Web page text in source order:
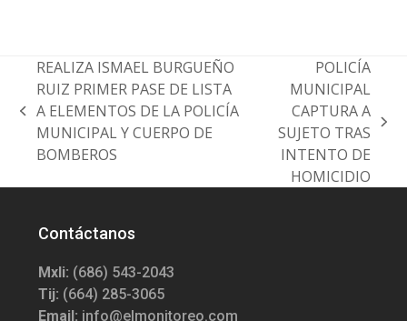
previous
post:
REALIZA ISMAEL BURGUEÑO
RUIZ PRIMER PASE DE LISTA
A ELEMENTOS DE LA POLICÍA
MUNICIPAL Y CUERPO DE
BOMBEROS
next
post:
POLICÍA
MUNICIPAL
CAPTURA A
SUJETO TRAS
INTENTO DE
HOMICIDIO
Contáctanos
Mxli: (686) 543-2043
Tij: (664) 285-3065
Email: info@elmonitoreo.com